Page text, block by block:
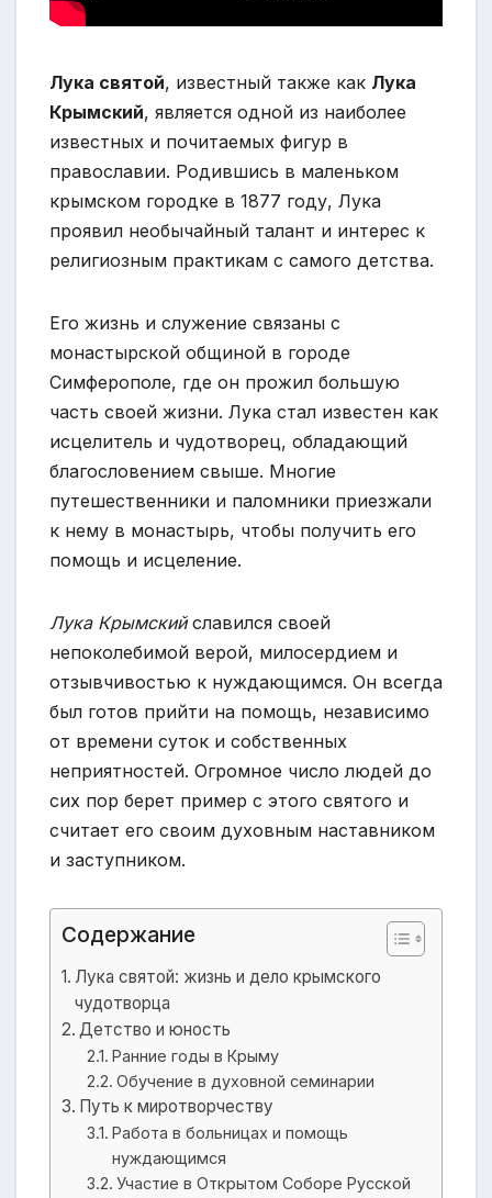
Лука святой, известный также как Лука
Крымский, является одной из наиболее
известных и почитаемых фигур в
православии. Родившись в маленьком
крымском городке в 1877 году, Лука
проявил необычайный талант и интерес к
религиозным практикам с самого детства.
Его жизнь и служение связаны с
монастырской общиной в городе
Симферополе, где он прожил большую
часть своей жизни. Лука стал известен как
исцелитель и чудотворец, обладающий
благословением свыше. Многие
путешественники и паломники приезжали
к нему в монастырь, чтобы получить его
помощь и исцеление.
Лука Крымскийславился своей
непоколебимой верой, милосердием и
отзывчивостью к нуждающимся. Он всегда
был готов прийти на помощь, независимо
от времени суток и собственных
неприятностей. Огромное число людей до
сих пор берет пример с этого святого и
считает его своим духовным наставником
и заступником.
Содержание
Лука святой: жизнь и дело крымского
чудотворца
Детство и юность
Ранние годы в Крыму
Обучение в духовной семинарии
Путь к миротворчеству
Работа в больницах и помощь
нуждающимся
Участие в Открытом Соборе Русской